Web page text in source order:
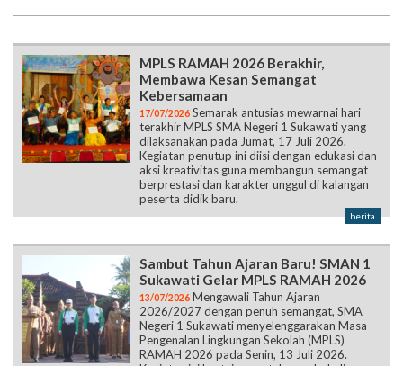
MPLS RAMAH 2026 Berakhir,
Membawa Kesan Semangat
Kebersamaan
17/07/2026 Semarak antusias mewarnai hari
terakhir MPLS SMA Negeri 1 Sukawati yang
dilaksanakan pada Jumat, 17 Juli 2026.
Kegiatan penutup ini diisi dengan edukasi dan
aksi kreativitas guna membangun semangat
berprestasi dan karakter unggul di kalangan
peserta didik baru.
berita
Sambut Tahun Ajaran Baru! SMAN 1
Sukawati Gelar MPLS RAMAH 2026
13/07/2026 Mengawali Tahun Ajaran
2026/2027 dengan penuh semangat, SMA
Negeri 1 Sukawati menyelenggarakan Masa
Pengenalan Lingkungan Sekolah (MPLS)
RAMAH 2026 pada Senin, 13 Juli 2026.